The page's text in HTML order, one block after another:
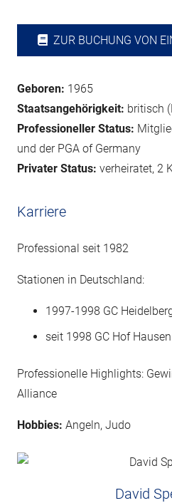
ZUR BUCHUNG VON
Geboren: 1965
Staatsangehörigkeit: britisch
Professioneller Status:
und der PGA of Germany
Privater Status: verheiratet, 2
Karriere
Professional seit 1982
Stationen in Deutschland:
1997-1998 GC
seit 1998 GC Hof
Professionelle Highlights:
Alliance
Hobbies: Angeln, Judo
David